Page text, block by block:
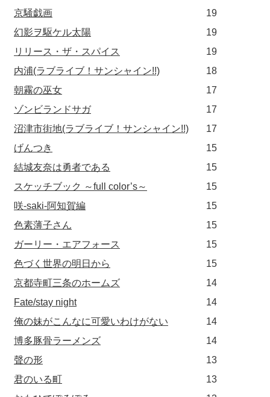
京騒戯画
19
幻影ヲ駆ケル太陽
19
リリース・ザ・スパイス
19
内浦(ラブライブ！サンシャイン!!)
18
朝霧の巫女
17
ゾンビランドサガ
17
沼津市街地(ラブライブ！サンシャイン!!)
17
げんつき
15
結城友奈は勇者である
15
スケッチブック ～full color’s～
15
咲-saki-阿知賀編
15
色素薄子さん
15
ガーリー・エアフォース
15
色づく世界の明日から
15
京都寺町三条のホームズ
14
Fate/stay night
14
俺の妹がこんなに可愛いわけがない
14
博多豚骨ラーメンズ
14
聲の形
13
君のいる町
13